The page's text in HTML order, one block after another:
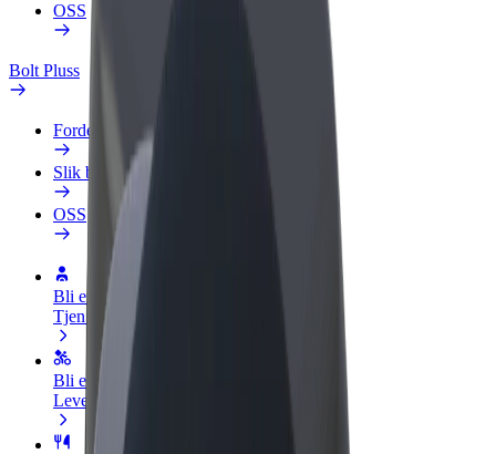
OSS
Bolt Pluss
Fordeler
Slik blir du med
OSS
Bli en sjåfør
Tjen penger på egne vilkår
Bli et leveringsbud
Lever mat og få betalt ukentlig